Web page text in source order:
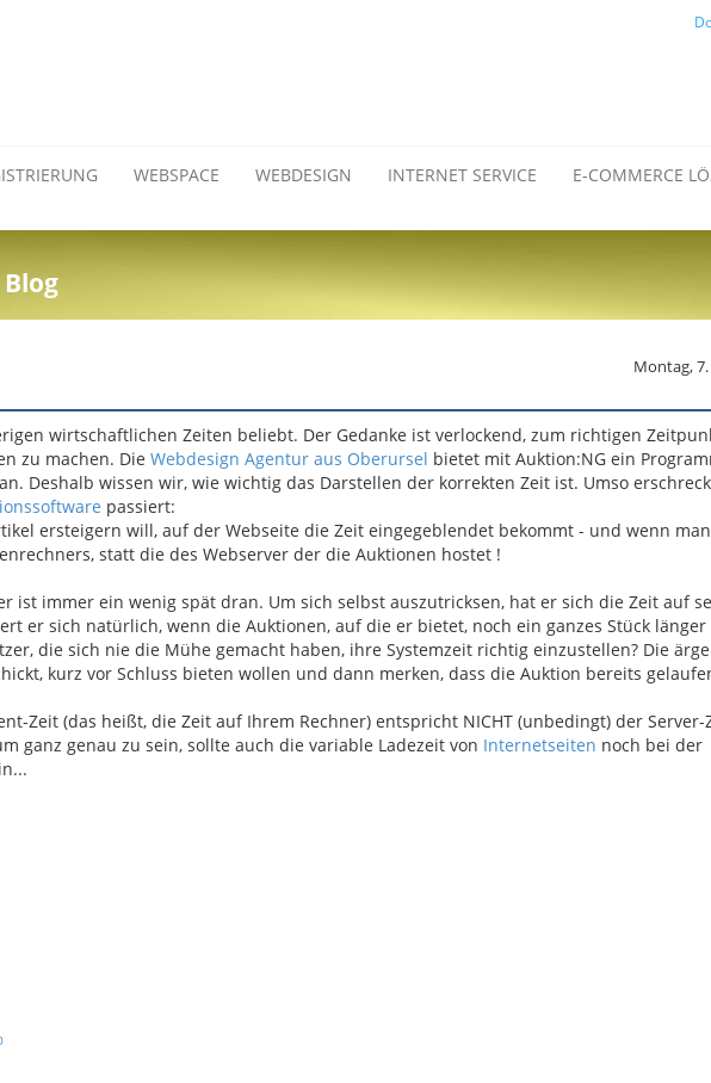
WEBSPACE WEBDESIGN INTERNET SERVICE E-COMMERCE
Montag,
wirtschaftlichen Zeiten beliebt. Der Gedanke ist verlockend, zum richtigen
zu machen. Die Webdesign Agentur aus Oberursel bietet mit Auktion:NG ein
an. Deshalb wissen wir, wie wichtig das Darstellen der korrekten Zeit ist. Umso
passiert:
ersteigern will, auf der Webseite die Zeit eingegeblendet bekommt - und wenn
statt die des Webserver der die Auktionen hostet !
ist immer ein wenig spät dran. Um sich selbst auszutricksen, hat er sich die Zeit auf
er sich natürlich, wenn die Auktionen, auf die er bietet, noch ein ganzes Stück länger
die sich nie die Mühe gemacht haben, ihre Systemzeit richtig einzustellen? Die
kurz vor Schluss bieten wollen und dann merken, dass die Auktion bereits
Zeit (das heißt, die Zeit auf Ihrem Rechner) entspricht NICHT (unbedingt) der
ganz genau zu sein, sollte auch die variable Ladezeit von Internetseiten noch bei der